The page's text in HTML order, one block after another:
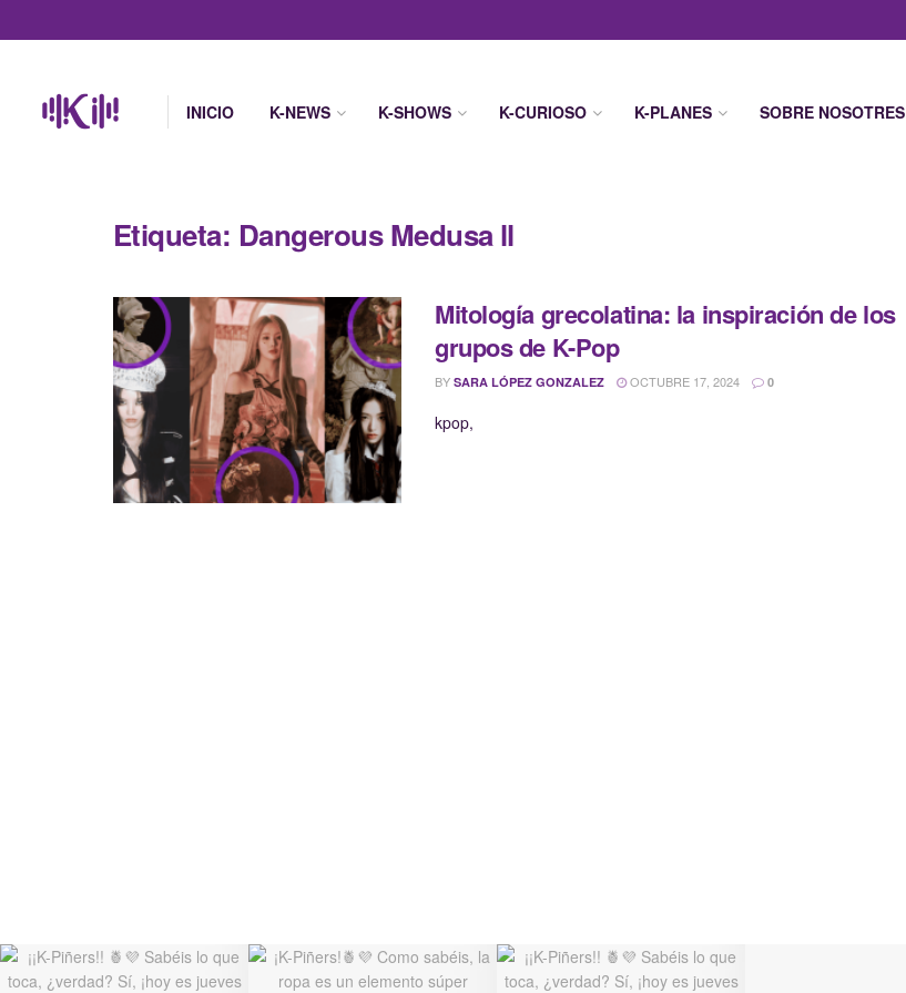
INICIO K-NEWS K-SHOWS K-CURIOSO K-PLANES SOBRE NOSOTRES
Etiqueta: Dangerous Medusa ll
Mitología grecolatina: la inspiración de los
grupos de K-Pop
BY SARA LÓPEZ GONZALEZ OCTUBRE 17, 2024 0
kpop,